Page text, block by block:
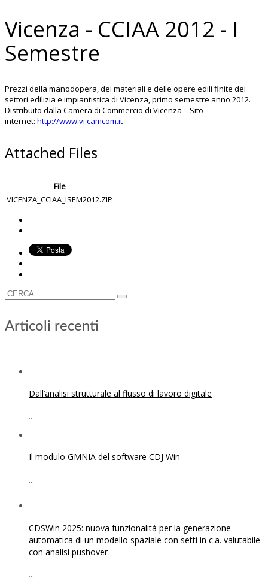
Vicenza - CCIAA 2012 - I
Semestre
Prezzi della manodopera, dei materiali e delle opere edili finite dei
settori edilizia e impiantistica di Vicenza, primo semestre anno 2012.
Distribuito dalla Camera di Commercio di Vicenza – Sito
internet: http://www.vi.camcom.it
Attached Files
File
VICENZA_CCIAA_ISEM2012.ZIP
Articoli recenti
Dall’analisi strutturale al flusso di lavoro digitale
...
Il modulo GMNIA del software CDJ Win
...
CDSWin 2025: nuova funzionalità per la generazione
automatica di un modello spaziale con setti in c.a. valutabile
con analisi pushover
...